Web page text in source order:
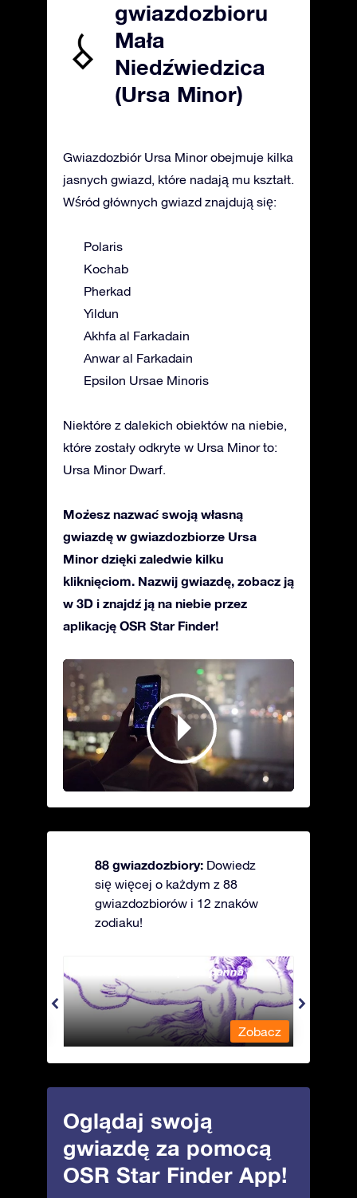
gwiazdozbioru
Mała
Niedźwiedzica
(Ursa Minor)
Gwiazdozbiór Ursa Minor obejmuje kilka
jasnych gwiazd, które nadają mu kształt.
Wśród głównych gwiazd znajdują się:
Polaris
Kochab
Pherkad
Yildun
Akhfa al Farkadain
Anwar al Farkadain
Epsilon Ursae Minoris
Niektóre z dalekich obiektów na niebie,
które zostały odkryte w Ursa Minor to:
Ursa Minor Dwarf.
Możesz nazwać swoją własną
gwiazdę w gwiazdozbiorze Ursa
Minor dzięki zaledwie kilku
kliknięciom. Nazwij gwiazdę, zobacz ją
w 3D i znajdź ją na niebie przez
aplikację OSR Star Finder!
88 gwiazdozbiory: Dowiedz
się więcej o każdym z 88
gwiazdozbiorów i 12 znaków
zodiaku!
Andromeda - Związana panna
Zobacz
Oglądaj swoją
gwiazdę za pomocą
OSR Star Finder App!